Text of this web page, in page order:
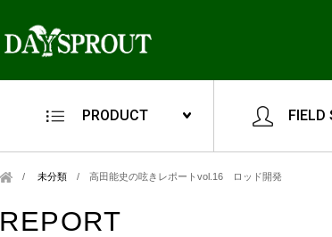
PRODUCT FIELD
未分類 /高田能史の呟きレポートvol.16 ロッド開発
REPORT